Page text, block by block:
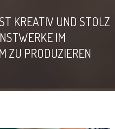
KREATIV UND STOLZ D
IM M
PRODUZIEREN